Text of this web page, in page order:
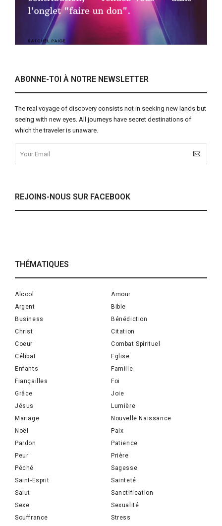
ABONNE-TOI À NOTRE NEWSLETTER
The real voyage of discovery consists not in seeking new lands but
seeing with new eyes. All journeys have secret destinations of
which the traveler is unaware.
REJOINS-NOUS SUR FACEBOOK
THÉMATIQUES
Alcool
Amour
Argent
Bible
Business
Bénédiction
Christ
Citation
Coeur
Combat Spirituel
Célibat
Eglise
Enfants
Famille
Fiançailles
Foi
Grâce
Joie
Jésus
Lumière
Mariage
Nouvelle Naissance
Noël
Paix
Pardon
Patience
Peur
Prière
Péché
Sagesse
Saint-Esprit
Sainteté
Salut
Sanctification
Sexe
Sexualité
Souffrance
Stress